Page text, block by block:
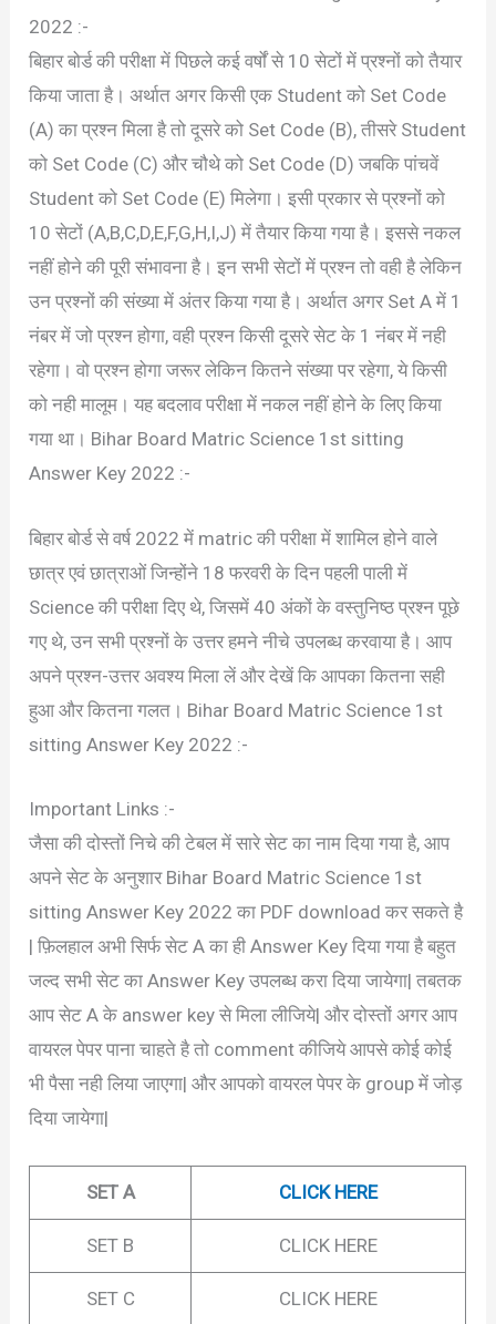
2022 :-
बिहार बोर्ड की परीक्षा में पिछले कई वर्षों से 10 सेटों में प्रश्नों को तैयार
किया जाता है। अर्थात अगर किसी एक Student को Set Code
(A) का प्रश्न मिला है तो दूसरे को Set Code (B), तीसरे Student
को Set Code (C) और चौथे को Set Code (D) जबकि पांचवें
Student को Set Code (E) मिलेगा। इसी प्रकार से प्रश्नों को
10 सेटों (A,B,C,D,E,F,G,H,I,J) में तैयार किया गया है। इससे नकल
नहीं होने की पूरी संभावना है। इन सभी सेटों में प्रश्न तो वही है लेकिन
उन प्रश्नों की संख्या में अंतर किया गया है। अर्थात अगर Set A में 1
नंबर में जो प्रश्न होगा, वही प्रश्न किसी दूसरे सेट के 1 नंबर में नही
रहेगा। वो प्रश्न होगा जरूर लेकिन कितने संख्या पर रहेगा, ये किसी
को नही मालूम। यह बदलाव परीक्षा में नकल नहीं होने के लिए किया
गया था। Bihar Board Matric Science 1st sitting
Answer Key 2022 :-
बिहार बोर्ड से वर्ष 2022 में matric की परीक्षा में शामिल होने वाले
छात्र एवं छात्राओं जिन्होंने 18 फरवरी के दिन पहली पाली में
Science की परीक्षा दिए थे, जिसमें 40 अंकों के वस्तुनिष्ठ प्रश्न पूछे
गए थे, उन सभी प्रश्नों के उत्तर हमने नीचे उपलब्ध करवाया है। आप
अपने प्रश्न-उत्तर अवश्य मिला लें और देखें कि आपका कितना सही
हुआ और कितना गलत। Bihar Board Matric Science 1st
sitting Answer Key 2022 :-
Important Links :-
जैसा की दोस्तों निचे की टेबल में सारे सेट का नाम दिया गया है, आप
अपने सेट के अनुशार Bihar Board Matric Science 1st
sitting Answer Key 2022 का PDF download कर सकते है
| फ़िलहाल अभी सिर्फ सेट A का ही Answer Key दिया गया है बहुत
जल्द सभी सेट का Answer Key उपलब्ध करा दिया जायेगा| तबतक
आप सेट A के answer key से मिला लीजिये| और दोस्तों अगर आप
वायरल पेपर पाना चाहते है तो comment कीजिये आपसे कोई कोई
भी पैसा नही लिया जाएगा| और आपको वायरल पेपर के group में जोड़
दिया जायेगा|
SET A CLICK HERE
SET B CLICK HERE
SET C CLICK HERE